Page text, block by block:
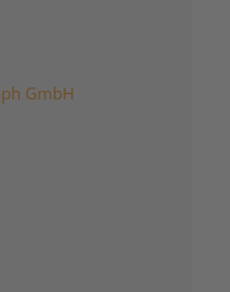
GmbH